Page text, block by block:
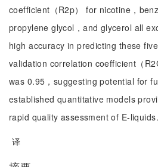
coefficient（R2p） for nicotine，
propylene glycol，and glycerol all
high accuracy in predicting these
validation correlation coefficient（
was 0.95，suggesting potential for
established quantitative models
rapid quality assessment of E-liquids.
译